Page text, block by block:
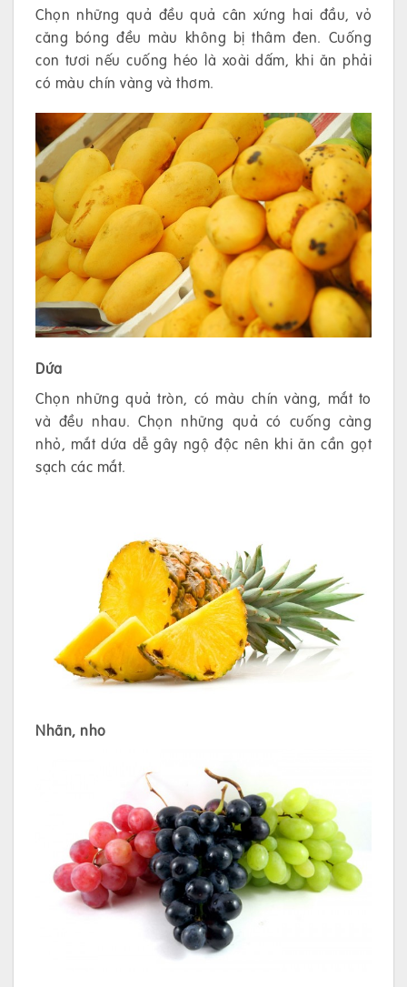
Chọn những quả đều quả cân xứng hai đầu, vỏ
căng bóng đều màu không bị thâm đen. Cuống
con tươi nếu cuống héo là xoài dấm, khi ăn phải
có màu chín vàng và thơm.
Dứa
Chọn những quả tròn, có màu chín vàng, mắt to
và đều nhau. Chọn những quả có cuống càng
nhỏ, mắt dứa dễ gây ngộ độc nên khi ăn cần gọt
sạch các mắt.
Nhãn, nho